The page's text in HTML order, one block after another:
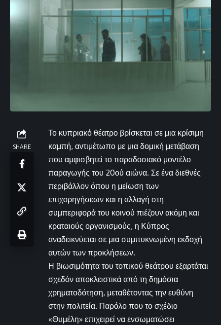
SHARE
Το κυπριακό θέατρο βρίσκεται σε μια κρίσιμη
καμπή, αντιμέτωπο με μια δομική μετάβαση
που αμφισβητεί το παραδοσιακό μοντέλο
παραγωγής του 20ού αιώνα. Σε ένα διεθνές
περιβάλλον όπου η μείωση των
επιχορηγήσεων και η αλλαγή στη
συμπεριφορά του κοινού πιέζουν ακόμη και
κραταιούς οργανισμούς, η Κύπρος
αναδεικνύεται σε μια συμπυκνωμένη εκδοχή
αυτών των προκλήσεων.
Η βιωσιμότητα του τοπικού θεάτρου εξαρτάται
σχεδόν αποκλειστικά από τη δημόσια
χρηματοδότηση, μεταθέτοντας την ευθύνη
στην πολιτεία. Παρόλο που το σχέδιο
«Θυμέλη» επιχειρεί να ενσωματώσει